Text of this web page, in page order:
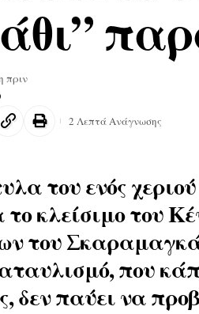
πριν
2 Λεπτά Ανάγνωσης
του ενός
το κλείσιμο του
του
που
δεν παύει να